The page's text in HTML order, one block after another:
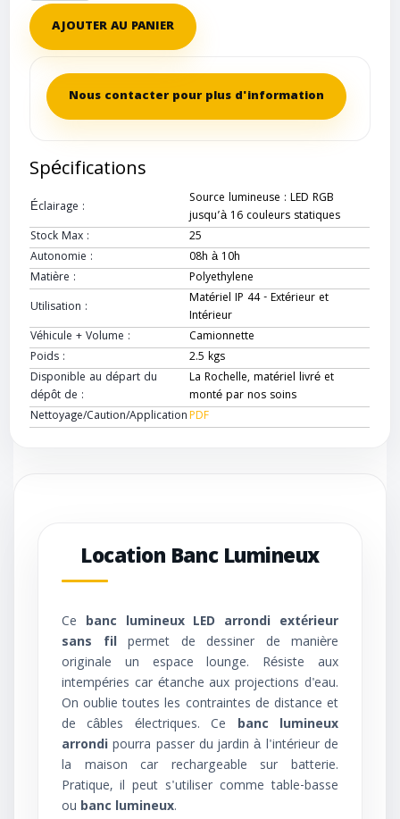
AJOUTER AU PANIER
Nous contacter pour plus d'information
Spécifications
Éclairage :
Source lumineuse : LED RGB
jusqu’à 16 couleurs statiques
Stock Max :
25
Autonomie :
08h à 10h
Matière :
Polyethylene
Utilisation :
Matériel IP 44 - Extérieur et
Intérieur
Véhicule + Volume :
Camionnette
Poids :
2.5 kgs
Disponible au départ du
dépôt de :
La Rochelle, matériel livré et
monté par nos soins
Nettoyage/Caution/ApplicationPDF
Location Banc Lumineux
Ce banc lumineux LED arrondi extérieur
sans filpermet de dessiner de manière
originale un espace lounge. Résiste aux
intempéries car étanche aux projections d'eau.
On oublie toutes les contraintes de distance et
de câbles électriques. Ce banc lumineux
arrondipourra passer du jardin à l'intérieur de
la maison car rechargeable sur batterie.
Pratique, il peut s'utiliser comme table-basse
ou banc lumineux.